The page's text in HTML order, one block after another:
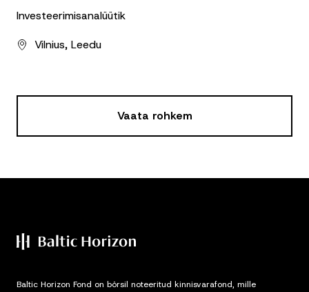
Investeerimisanalüütik
Vilnius, Leedu
Vaata rohkem
Baltic Horizon Fond on börsil noteeritud kinnisvarafond, mille